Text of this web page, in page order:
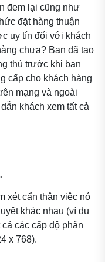
đem lại cũng như
đặt hàng thuận
uy tín đối với khách
chưa? Bạn đã tạo
thú trước khi bạn
cấp cho khách hàng
mạng và ngoài
khách xem tất cả
xét cẩn thận việc nó
khác nhau (ví dụ
cả các cấp độ phân
x 768).